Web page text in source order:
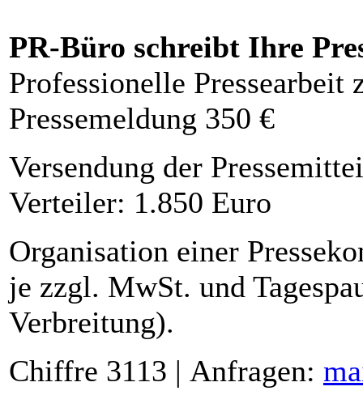
PR-Büro schreibt Ihre
Professionelle Pressearbeit
Pressemeldung 350 €
Versendung der
Verteiler: 1.850 Euro
Organisation einer
je zzgl. MwSt. und
Verbreitung).
Chiffre 3113 | Anfragen: